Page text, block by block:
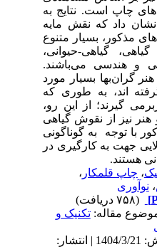
است. نتایج به
که نقش مایه
بسیار متنوع
حیوانی،
می‌باشند.
بسیار مورد
به طوری که
از این ‌رو،
نقوش گیاهی
به گوناگونی
به کارگیری در
،
تکنیک و
دریافت: 1404/2/3 | پذیرش: 1404/3/21 | انتشار: